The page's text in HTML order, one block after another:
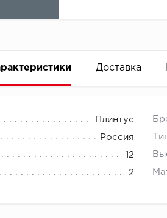
Доставка
Плинтус
Россия
12
2